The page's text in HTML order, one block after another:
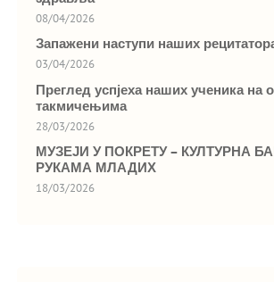
08/04/2026
Запажени наступи наших
03/04/2026
Преглед успјеха наших ученика на
такмичењима
28/03/2026
МУЗЕЈИ У ПОКРЕТУ – КУЛТУРНА
РУКАМА МЛАДИХ
18/03/2026